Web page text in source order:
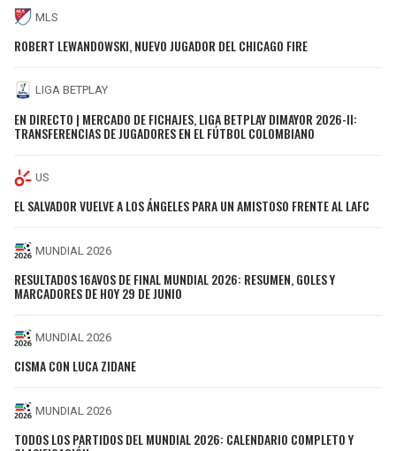
MLS
ROBERT LEWANDOWSKI, NUEVO JUGADOR DEL CHICAGO FIRE
LIGA BETPLAY
EN DIRECTO | MERCADO DE FICHAJES, LIGA BETPLAY DIMAYOR 2026-II:
TRANSFERENCIAS DE JUGADORES EN EL FÚTBOL COLOMBIANO
US
EL SALVADOR VUELVE A LOS ÁNGELES PARA UN AMISTOSO FRENTE AL LAFC
MUNDIAL 2026
RESULTADOS 16AVOS DE FINAL MUNDIAL 2026: RESUMEN, GOLES Y
MARCADORES DE HOY 29 DE JUNIO
MUNDIAL 2026
CISMA CON LUCA ZIDANE
MUNDIAL 2026
TODOS LOS PARTIDOS DEL MUNDIAL 2026: CALENDARIO COMPLETO Y